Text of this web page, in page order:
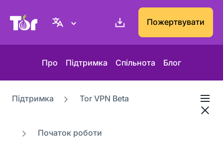
Вебсайт проєкту Tor Пожертвувати
Про Підтримка Спільнота Блог
Підтримка Tor VPN Beta
Початок роботи